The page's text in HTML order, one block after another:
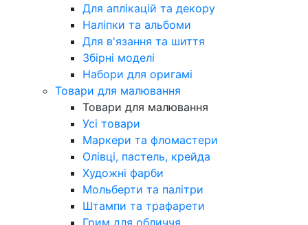
Для аплікацій та декору
Наліпки та альбоми
Для в'язання та шиття
Збірні моделі
Набори для оригамі
Товари для малювання
Товари для малювання
Усі товари
Маркери та фломастери
Олівці, пастель, крейда
Художні фарби
Мольберти та палітри
Штампи та трафарети
Грим для обличчя